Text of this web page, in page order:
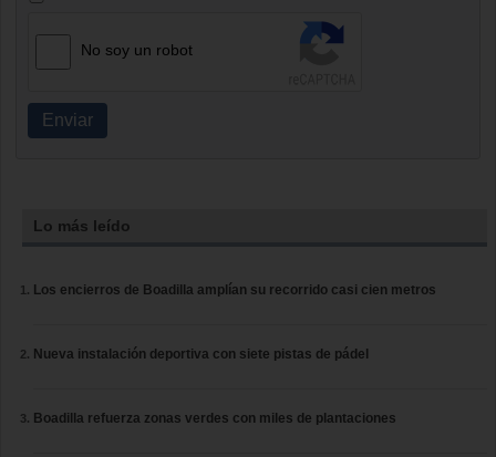
No soy un robot
Enviar
Lo más leído
Los encierros de Boadilla amplían su recorrido casi cien metros
Nueva instalación deportiva con siete pistas de pádel
Boadilla refuerza zonas verdes con miles de plantaciones